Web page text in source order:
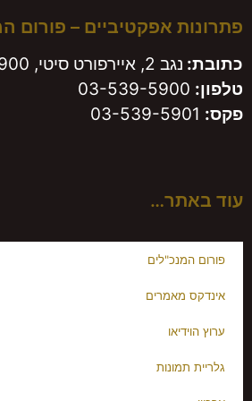
אפקטיביים – פורום המנכ"לים
נגב 2, איירפורט סיטי, 7019900
03-539-
מאמרים